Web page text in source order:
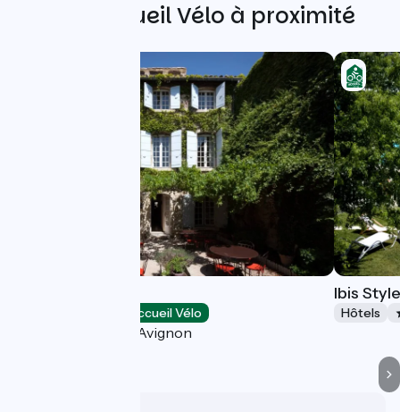
Autres Accueil Vélo à proximité
Accueil Vélo
Villeneuve-lès-Avignon
Ibis
Hôtels